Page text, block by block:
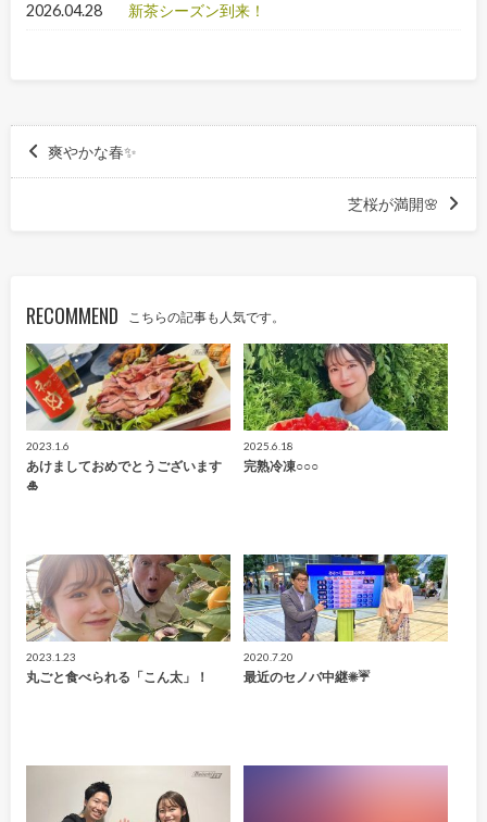
2026.04.28 新茶シーズン到来！
爽やかな春✨
芝桜が満開🌸
RECOMMEND こちらの記事も人気です。
2023.1.6
あけましておめでとうございます
🎍
2025.6.18
完熟冷凍○○○
2023.1.23
丸ごと食べられる「こん太」！
2020.7.20
最近のセノバ中継☀☔